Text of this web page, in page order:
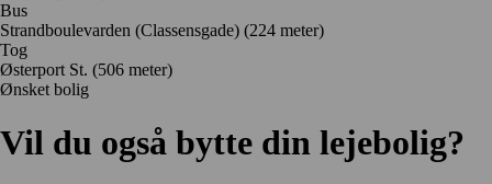
Bus
Strandboulevarden (Classensgade) (224 meter)
Tog
Østerport St. (506 meter)
Ønsket bolig
Vil du også bytte din lejebolig?